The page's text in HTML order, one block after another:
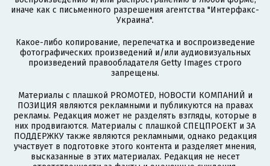
иначе как с письменного разрешения агентства "Интерфакс-
Украина".
Какое-либо копирование, перепечатка и воспроизведение
фотографических произведений и/или аудиовизуальных
произведений правообладателя Getty Images строго
запрещены.
Материалы с плашкой PROMOTED, НОВОСТИ КОМПАНИЙ и
ПОЗИЦИЯ являются рекламными и публикуются на правах
рекламы. Редакция может не разделять взгляды, которые в
них продвигаются. Материалы с плашкой СПЕЦПРОЕКТ и ЗА
ПОДДЕРЖКУ также являются рекламными, однако редакция
участвует в подготовке этого контента и разделяет мнения,
высказанные в этих материалах. Редакция не несет